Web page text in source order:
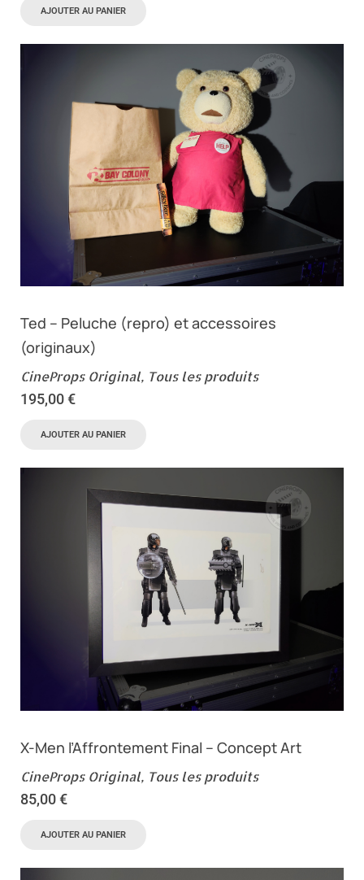
AJOUTER AU PANIER
Ted – Peluche (repro) et accessoires
(originaux)
CineProps Original, Tous les produits
195,00€
AJOUTER AU PANIER
X-Men l’Affrontement Final – Concept Art
CineProps Original, Tous les produits
85,00€
AJOUTER AU PANIER